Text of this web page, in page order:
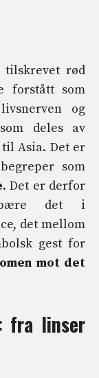
rød
forstått som
og
deles av
Asia. Det er
som
. Det er derfor
det i
det mellom
gest for
mot det
fra linser